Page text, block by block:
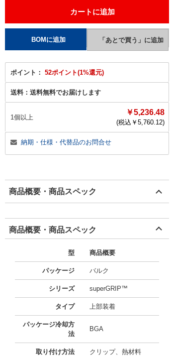
ポイント： 52ポイント(1%還元)
送料： 送料無料でお届けします
1個以上
￥5,236.48
(税込￥ 5,760.12)
納期・仕様・代替品のお問合せ
商品概要・商品スペック
商品概要・商品スペック
型 商品概要
パッケージ バルク
シリーズ superGRIP™
タイプ 上部装着
パッケージ冷却方
法
BGA
取り付け方法 クリップ、熱材料